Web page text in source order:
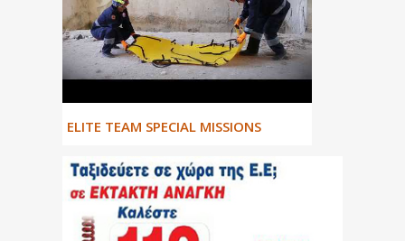
ΕLITE TEAM SPECIAL MISSIONS